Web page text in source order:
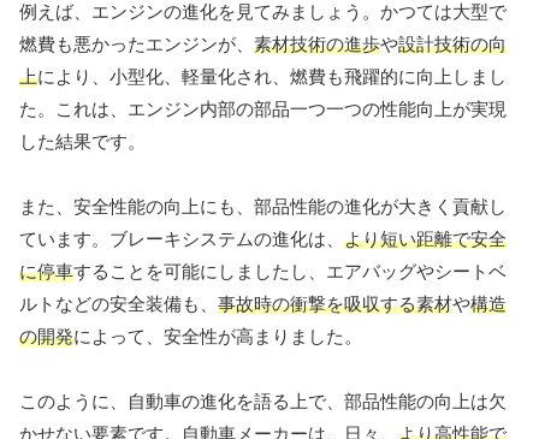
例えば、エンジンの進化を見てみましょう。かつては大型で
燃費も悪かったエンジンが、 素材技術の進歩や設計技術の向
上により、小型化、軽量化され、燃費も飛躍的に向上しまし
た。これは、エンジン内部の部品一つ一つの性能向上が実現
した結果です。
また、安全性能の向上にも、部品性能の進化が大きく貢献し
ています。ブレーキシステムの進化は、 より短い距離で安全
に停車することを可能にしましたし、エアバッグやシートベ
ルトなどの安全装備も、 事故時の衝撃を吸収する素材や構造
の開発によって、安全性が高まりました。
このように、自動車の進化を語る上で、部品性能の向上は欠
かせない要素です。自動車メーカーは、日々、 より高性能で